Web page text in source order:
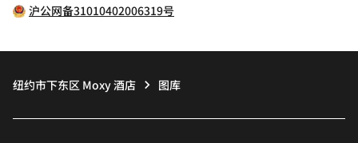
沪公网备31010402006319号
纽约市下东区 Moxy 酒店 图库